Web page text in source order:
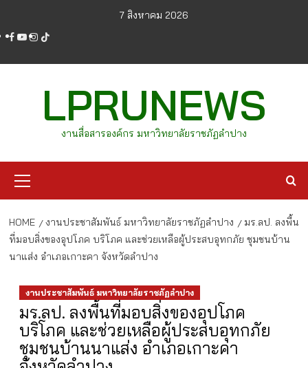
content
7 สิงหาคม 2026
facebook
youtube
instagram
tiktok
LPRUNEWS
งานสื่อสารองค์กร มหาวิทยาลัยราชภัฏลำปาง
Menu
HOME งานประชาสัมพันธ์ มหาวิทยาลัยราชภัฏลำปาง
มร.ลป. ลงพื้น
ที่มอบสิ่งของอุปโภค บริโภค และช่วยเหลือผู้ประสบอุทกภัย ชุมชนบ้าน
นาแส่ง อำเภอเกาะคา จังหวัดลำปาง
งานประชาสัมพันธ์ มหาวิทยาลัยราชภัฏลำปาง
มร.ลป. ลงพื้นที่มอบสิ่งของอุปโภค
บริโภค และช่วยเหลือผู้ประสบอุทกภัย
ชุมชนบ้านนาแส่ง อำเภอเกาะคา